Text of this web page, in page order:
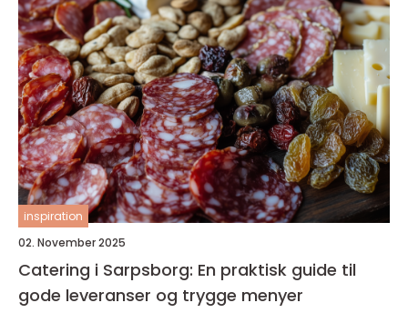
inspiration
02. November 2025
Catering i Sarpsborg: En praktisk guide til
gode leveranser og trygge menyer